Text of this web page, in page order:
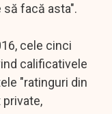
facă asta".
cele cinci
calificativele
"ratinguri din